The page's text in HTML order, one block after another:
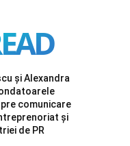
și Alexandra
comunicare
și
de PR